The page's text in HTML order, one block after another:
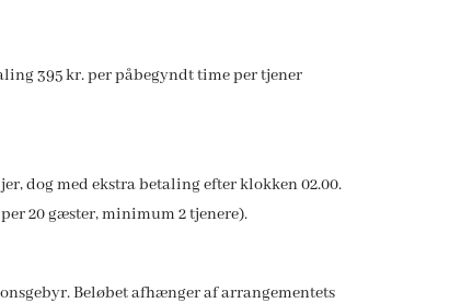
395 kr. per påbegyndt time per tjener
dog med ekstra betaling efter klokken 02.00.
20 gæster, minimum 2 tjenere).
Beløbet afhænger af arrangementets